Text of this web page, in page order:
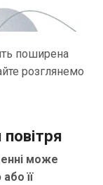
поширена
розглянемо
може
її